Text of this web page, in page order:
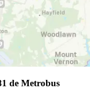
de Metrobus